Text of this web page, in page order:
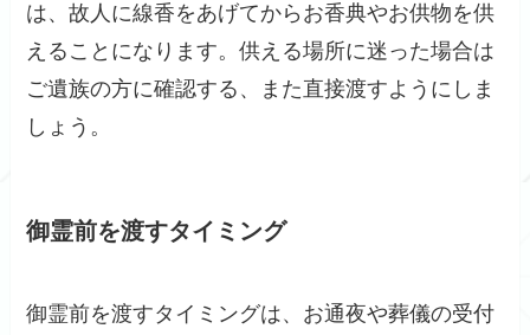
は、故人に線香をあげてからお香典やお供物を供
えることになります。供える場所に迷った場合は
ご遺族の方に確認する、また直接渡すようにしま
しょう。
御霊前を渡すタイミング
御霊前を渡すタイミングは、お通夜や葬儀の受付